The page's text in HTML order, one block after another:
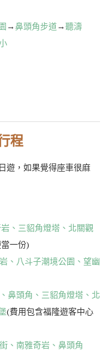
→鼻頭角步道→聽濤
程
遊，如果覺得座車很麻
、三貂角燈塔、北關觀
一份)
、八斗子潮境公園、望幽
鼻頭角、三貂角燈塔、北
(費用包含福隆遊客中心
、南雅奇岩、鼻頭角